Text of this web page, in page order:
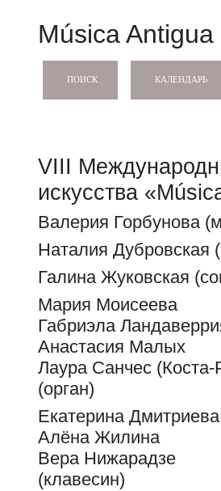
Música Antigua
ПОИСК КАЛЕНДАРЬ
VIII
искусства
Валерия Горбунова
Наталия Дубровская
Галина Жуковская
Мария Моисеева
Габриэла
Анастасия Малых
Лаура Санчес (Коста-
(орган)
Екатерина Дмитриева
Алëна Жилина
Вера Нижарадзе
(клавесин)